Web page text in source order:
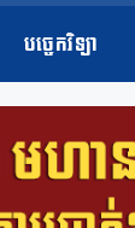
បច្ចេកវិទ្យា